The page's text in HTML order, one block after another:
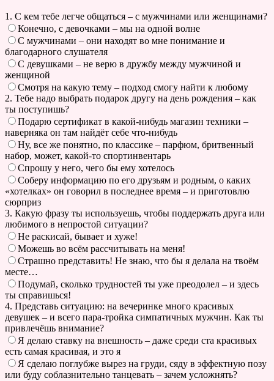
1. С кем тебе легче общаться – с мужчинами или женщинами?
Конечно, с девочками – мы на одной волне
С мужчинами – они находят во мне понимание и
благодарного слушателя
С девушками – не верю в дружбу между мужчиной и
женщиной
Смотря на какую тему – подход смогу найти к любому
2. Тебе надо выбрать подарок другу на день рождения – как
ты поступишь?
Подарю сертификат в какой-нибудь магазин техники –
наверняка он там найдёт себе что-нибудь
Ну, все же понятно, по классике – парфюм, бритвенный
набор, может, какой-то спортинвентарь
Спрошу у него, чего бы ему хотелось
Соберу информацию по его друзьям и родным, о каких
«хотелках» он говорил в последнее время – и приготовлю
сюрприз
3. Какую фразу ты используешь, чтобы поддержать друга или
любимого в непростой ситуации?
Не раскисай, бывает и хуже!
Можешь во всём рассчитывать на меня!
Страшно представить! Не знаю, что бы я делала на твоём
месте…
Подумай, сколько трудностей ты уже преодолел – и здесь
ты справишься!
4. Представь ситуацию: на вечеринке много красивых
девушек – и всего пара-тройка симпатичных мужчин. Как ты
привлечёшь внимание?
Я делаю ставку на внешность – даже среди ста красивых
есть самая красивая, и это я
Я сделаю поглубже вырез на груди, сяду в эффектную позу
или буду соблазнительно танцевать – зачем усложнять?